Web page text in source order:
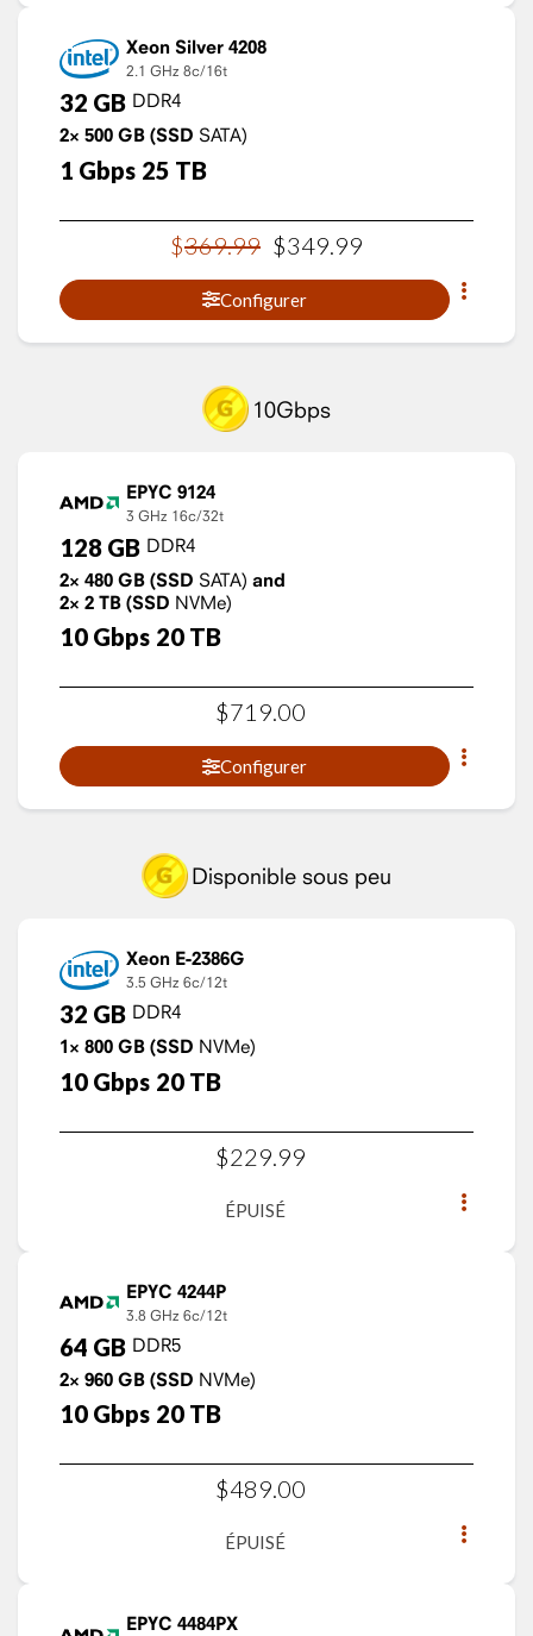
Xeon Silver 4208
2.1 GHz 8c/16t
32 GB DDR4
2× 500 GB (SSD SATA)
1 Gbps 25 TB
$369.99 $349 99
Configurer
10Gbps
EPYC 9124
3 GHz 16c/32t
128 GB DDR4
2× 480 GB (SSD SATA) and
2× 2 TB (SSD NVMe)
10 Gbps 20 TB
$719.00
Configurer
Disponible sous peu
Xeon E-2386G
3.5 GHz 6c/12t
32 GB DDR4
1× 800 GB (SSD NVMe)
10 Gbps 20 TB
$229 99
ÉPUISÉ
EPYC 4244P
3.8 GHz 6c/12t
64 GB DDR5
2× 960 GB (SSD NVMe)
10 Gbps 20 TB
$489.00
ÉPUISÉ
EPYC 4484PX